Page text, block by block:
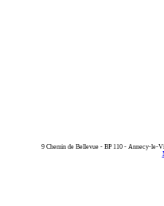
9 Chemin de Bellevue - BP 110 - Annecy-le-